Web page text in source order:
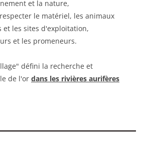
et la nature,
le matériel, les animaux
et les sites d'exploitation,
et les promeneurs.
défini la recherche et
de l'or dans les rivières aurifères